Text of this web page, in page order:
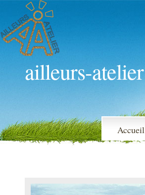
ailleurs-atelier
Accueil